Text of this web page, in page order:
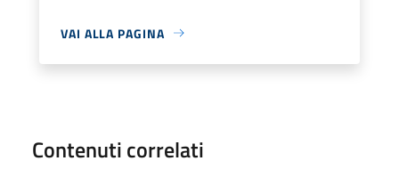
VAI ALLA PAGINA
Contenuti correlati